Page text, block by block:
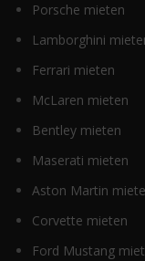
Porsche mieten
Lamborghini
Ferrari mieten
McLaren mieten
Bentley mieten
Maserati mieten
Aston Martin
Corvette mieten
Ford Mustang